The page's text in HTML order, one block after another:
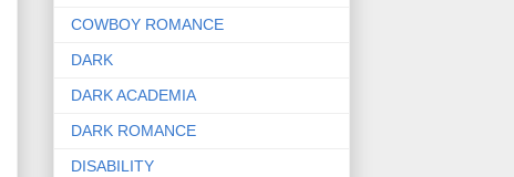
COWBOY ROMANCE
DARK
DARK ACADEMIA
DARK ROMANCE
DISABILITY